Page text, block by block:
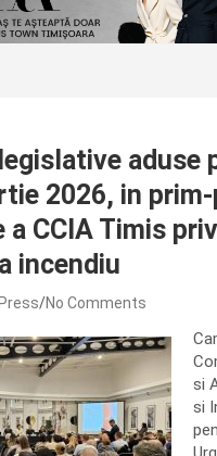
aduse
2026, in
a CCIA Timis
incendiu
No Comments
si
si